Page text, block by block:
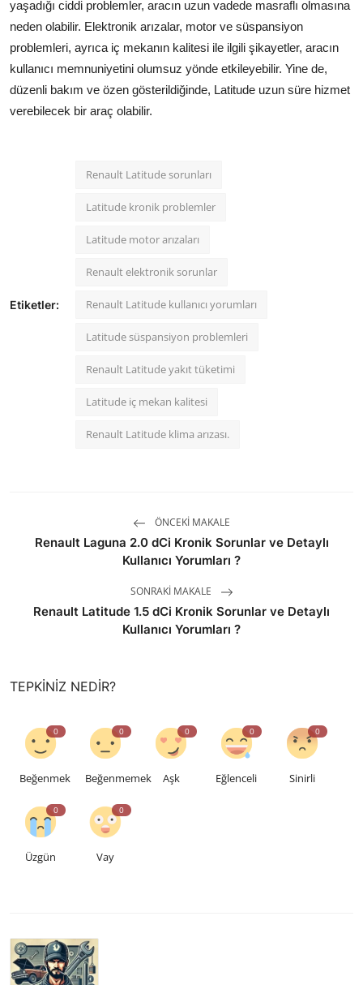
yaşadığı ciddi problemler, aracın uzun vadede masraflı olmasına
neden olabilir. Elektronik arızalar, motor ve süspansiyon
problemleri, ayrıca iç mekanın kalitesi ile ilgili şikayetler, aracın
kullanıcı memnuniyetini olumsuz yönde etkileyebilir. Yine de,
düzenli bakım ve özen gösterildiğinde, Latitude uzun süre hizmet
verebilecek bir araç olabilir.
Etiketler:
Renault Latitude sorunları
Latitude kronik problemler
Latitude motor arızaları
Renault elektronik sorunlar
Renault Latitude kullanıcı yorumları
Latitude süspansiyon problemleri
Renault Latitude yakıt tüketimi
Latitude iç mekan kalitesi
Renault Latitude klima arızası.
ÖNCEKI MAKALE
Renault Laguna 2.0 dCi Kronik Sorunlar ve Detaylı
Kullanıcı Yorumları ?
SONRAKI MAKALE
Renault Latitude 1.5 dCi Kronik Sorunlar ve Detaylı
Kullanıcı Yorumları ?
TEPKINIZ NEDIR?
0
Beğenmek
0
Beğenmemek
0
Aşk
0
Eğlenceli
0
Sinirli
0
Üzgün
0
Vay